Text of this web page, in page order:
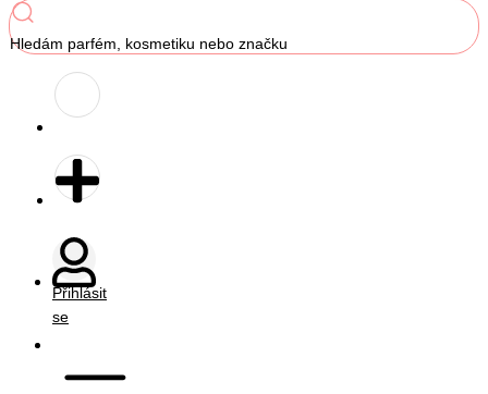
Hledám parfém, kosmetiku nebo značku
Přihlásit
se